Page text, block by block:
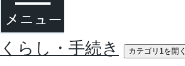
くらし・手続き カテゴリ1を開く